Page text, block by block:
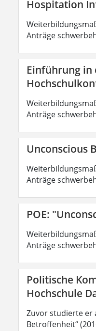
Hospitation
Anträge
Einführung in
Anträge
Unconscious
Anträge
POE:
Anträge
Politische
Hochschule
Zuvor studierte er
Betroffenheit“